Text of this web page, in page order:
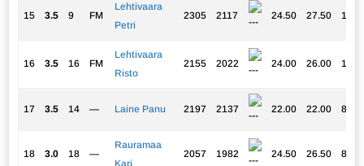
15 3.5 9 FM
Lehtivaara
Petri
2305 2117 24.50 27.50
16 3.5 16 FM
Lehtivaara
Risto
2155 2022 24.00 26.00
17 3.5 14 — Laine Panu 2197 2137 22.00 22.00 8.25
18 3.0 18 —
Rauramaa
Kari
2057 1982 24.50 26.50 8.75